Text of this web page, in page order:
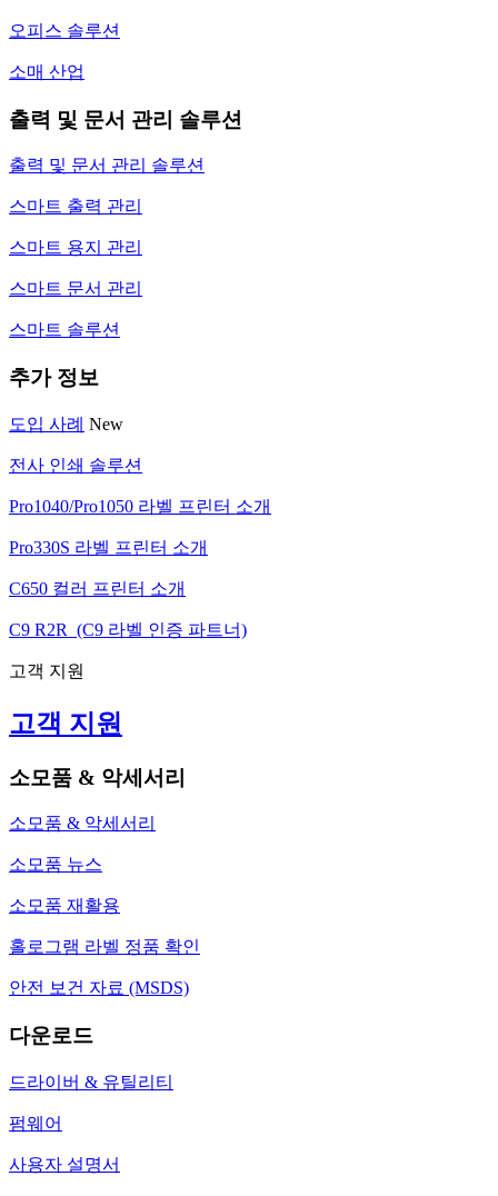
오피스 솔루션
소매 산업
출력 및 문서 관리 솔루션
출력 및 문서 관리 솔루션
스마트 출력 관리
스마트 용지 관리
스마트 문서 관리
스마트 솔루션
추가 정보
도입 사례 New
전사 인쇄 솔루션
Pro1040/Pro1050 라벨 프린터 소개
Pro330S 라벨 프린터 소개
C650 컬러 프린터 소개
C9 R2R (C9 라벨 인증 파트너)
고객 지원
고객 지원
소모품 & 악세서리
소모품 & 악세서리
소모품 뉴스
소모품 재활용
홀로그램 라벨 정품 확인
안전 보건 자료 (MSDS)
다운로드
드라이버 & 유틸리티
펌웨어
사용자 설명서